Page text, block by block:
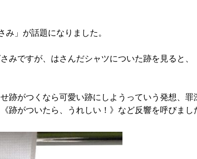
み」が話題になりました。
みですが、はさんだシャツについた跡を見ると、
跡がつくなら可愛い跡にしようっていう発想、罪
跡がついたら、うれしい！》など反響を呼びまし